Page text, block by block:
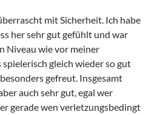
mit Sicherheit. Ich habe
her sehr gut gefühlt und war
Niveau wie vor meiner
spielerisch gleich wieder so gut
gefreut. Insgesamt
auch sehr gut, egal wer
gerade wen verletzungsbedingt